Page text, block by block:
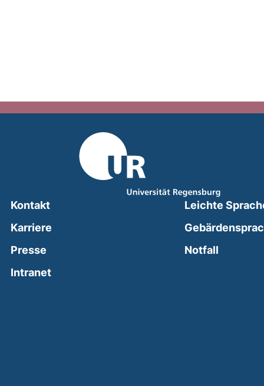
Kontakt
Karriere
Presse
Intranet(external link, opens in a new window)
Leichte
Notfall